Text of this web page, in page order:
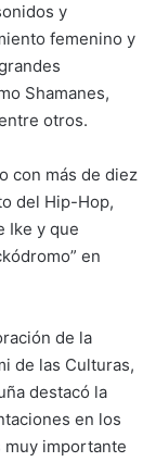
y
femenino y
Shamanes,
otros.
con más de diez
del Hip-Hop,
Ike y que
en
de la
de las Culturas,
destacó la
en los
muy importante